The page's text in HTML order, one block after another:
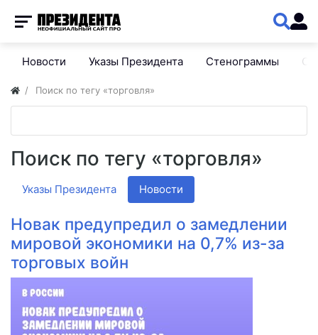
Новости Указы Президента Стенограммы
Поиск по тегу «торговля»
Поиск по тегу «торговля»
Указы Президента Новости
Новак предупредил о замедлении
мировой экономики на 0,7% из-за
торговых войн